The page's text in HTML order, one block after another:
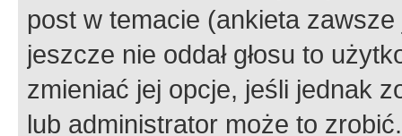
post w temacie (ankieta
jeszcze nie oddał głosu to
zmieniać jej opcje, jeśli jednak
lub administrator może to